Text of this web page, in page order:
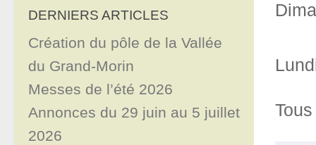
DERNIERS ARTICLES
Création du pôle de la Vallée
du Grand-Morin
Messes de l’été 2026
Annonces du 29 juin au 5 juillet
2026